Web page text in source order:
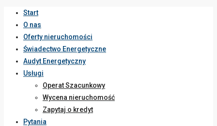
Start
O nas
Oferty nieruchomości
Świadectwo Energetyczne
Audyt Energetyczny
Usługi
Operat Szacunkowy
Wycena nieruchomość
Zapytaj o kredyt
Pytania